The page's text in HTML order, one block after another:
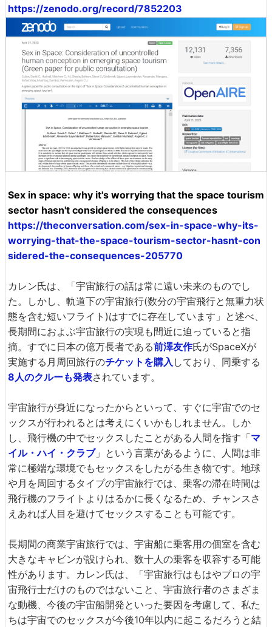
https://zenodo.org/record/7852203
Sex in space: why it's worrying that the space tourism
sector hasn't considered the consequences
https://theconversation.com/sex-in-space-why-its-
worrying-that-the-space-tourism-sector-hasnt-con
sidered-the-consequences-205770
カレン氏は、「宇宙旅行の話は常に遠い未来のものでし
た。しかし、軌道下の宇宙旅行(数分の宇宙飛行と無重力状
態を含む短いフライト)はすでに存在しています」と述べ、
長期間におよぶ宇宙旅行の実現も間近に迫っていると指
摘。すでに日本の億万長者である前澤友作氏がSpaceXが
実施する月周回旅行のチケットを購入 しており、同乗する
8人のクルーも発表されています。
宇宙旅行が身近になったからといって、すぐに宇宙でのセ
ックスが行われるとは考えにくいかもしれません。しか
し、飛行機の中でセックスしたことがある人間を指す「マ
イル・ハイ・クラブ」という言葉があるように、人間は非
常に極端な環境でもセックスをしたがる生き物です。地球
や月を周回するタイプの宇宙旅行では、乗客の滞在時間は
飛行機のフライトよりはるかに長くなるため、チャンスさ
えあれば人目を避けてセックスすることも可能です。
長期間の商業宇宙旅行では、宇宙船に乗客用の個室を含む
大きなキャビンが設けられ、数十人の乗客を収容する可能
性があります。カレン氏は、「宇宙旅行はもはやプロの宇
宙飛行士だけのものではないこと、宇宙旅行者のさまざま
な動機、今後の宇宙船開発といった要因を考慮して、私た
ちは宇宙でのセックスが今後10年以内に起こるだろうと結